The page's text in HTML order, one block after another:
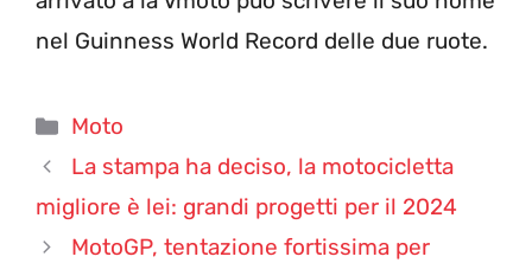
nel Guinness World Record delle due ruote.
Categorie
Moto
La stampa ha deciso, la motocicletta
migliore è lei: grandi progetti per il 2024
MotoGP, tentazione fortissima per